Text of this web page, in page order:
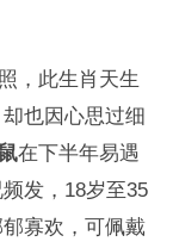
，此生肖天生
也因心思过细
在下半年易遇
发，18岁至35
寡欢，可佩戴